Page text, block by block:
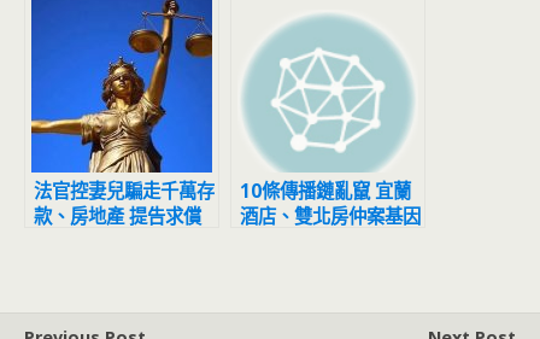
法官控妻兒騙走千萬存
款、房地產 提告求償
10條傳播鏈亂竄 宜蘭
酒店、雙北房仲案基因